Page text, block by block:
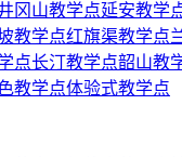
冈山教学点延安教学
教学点红旗渠教学点
点长汀教学点韶山教
教学点体验式教学点